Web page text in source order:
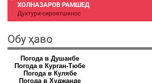
ХОЛНАЗАРОВ РАМШЕД
Духтури-сироятшинос
Обу ҳаво
Погода в Душанбе
Погода в Курган-Тюбе
Погода в Кулябе
Погода в Худжанде